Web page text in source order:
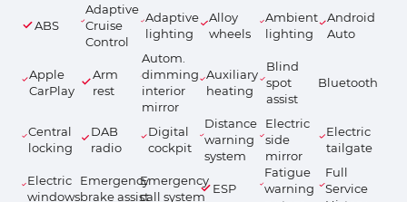
ABS
Adaptive
Cruise
Control
Adaptive
lighting
Alloy
wheels
Ambient
lighting
Android
Auto
Apple
CarPlay
Arm
rest
Autom.
dimming
interior
mirror
Auxiliary
heating
Blind
spot
assist
Bluetooth
Central
locking
DAB
radio
Digital
cockpit
Distance
warning
system
Electric
side
mirror
Electric
tailgate
Electric
windows
Emergency
brake assist
Emergency
call system
ESP
Fatigue
warning
Full
Service